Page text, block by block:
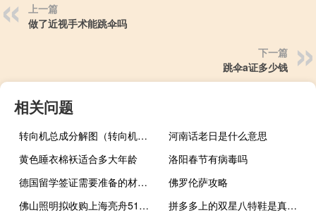
上一篇
做了近视手术能跳伞吗
下一篇
跳伞a证多少钱
相关问题
转向机总成分解图（转向机总成简介）
河南话老日是什么意思
黄色睡衣棉袄适合多大年龄
洛阳春节有病毒吗
德国留学签证需要准备的材料都有那些呢
佛罗伦萨攻略
佛山照明拟收购上海亮舟51%股权
拼多多上的双星八特鞋是真的吗